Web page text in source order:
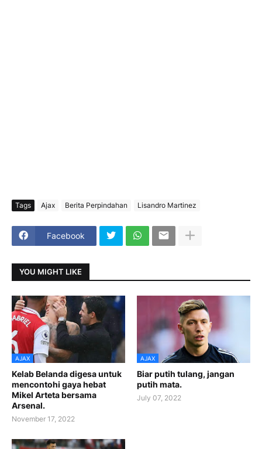
Tags Ajax Berita Perpindahan Lisandro Martinez
Facebook
YOU MIGHT LIKE
AJAX
Kelab Belanda digesa untuk
mencontohi gaya hebat
Mikel Arteta bersama
Arsenal.
November 17, 2022
AJAX
Biar putih tulang, jangan
putih mata.
July 07, 2022